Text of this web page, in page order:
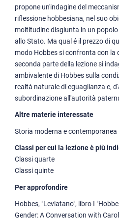
propone un'indagine del
riflessione hobbesiana, nel suo
moltitudine disgiunta in un
allo Stato. Ma qual é il prezzo di
modo Hobbes si confronta con la
seconda parte della lezione si
ambivalente di Hobbes sulla
realtà naturale di eguaglianza e,
subordinazione all'autorità
Altre materie interessate
Storia moderna e contemporanea
Classi per cui la lezione è più
Classi quarte
Classi quinte
Per approfondire
Hobbes, "Leviatano", libro I
Gender: A Conversation with